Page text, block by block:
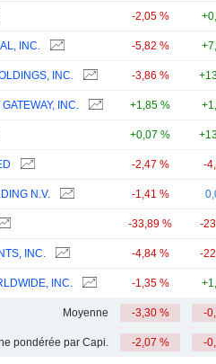
-2,05 %
INC. -5,82 %
INC. -3,86 %
INC. +1,85 %
+0,07 %
-2,47 % -
N.V. -1,41 %
-33,89 % -
INC. -4,84 % -
INC. -1,35 %
Moyenne -3,30 % -
pondérée par Capi. -2,07 % -